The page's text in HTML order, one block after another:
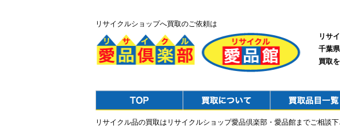
リサイクルショップへ買取のご依頼は
リサ
千葉
買取
リサイクル品の買取はリサイクルショップ愛品倶楽部・愛品館までご相談下